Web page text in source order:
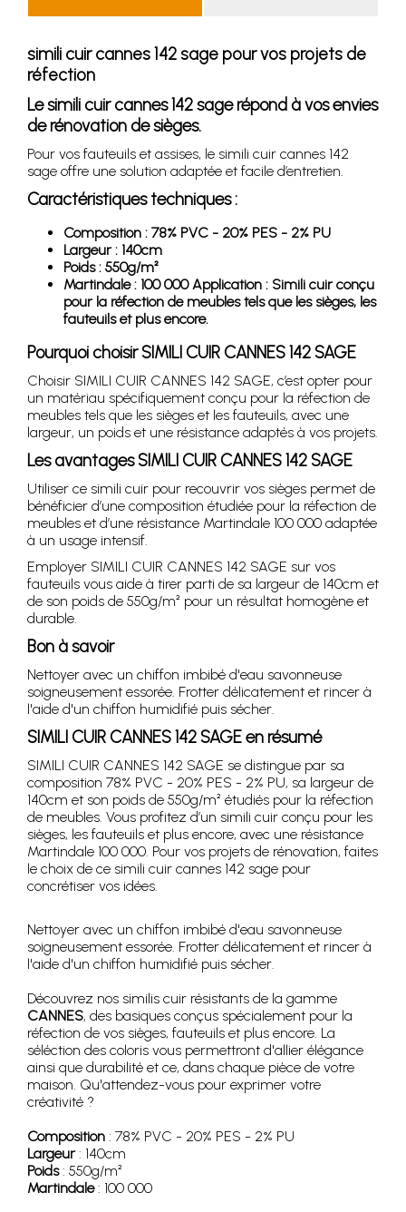
simili cuir cannes 142 sage pour vos projets de
réfection
Le simili cuir cannes 142 sage répond à vos envies
de rénovation de sièges.
Pour vos fauteuils et assises, le simili cuir cannes 142
sage offre une solution adaptée et facile d’entretien.
Caractéristiques techniques :
Composition : 78% PVC - 20% PES - 2% PU
Largeur : 140cm
Poids : 550g/m²
Martindale : 100 000 Application : Simili cuir conçu
pour la réfection de meubles tels que les sièges, les
fauteuils et plus encore.
Pourquoi choisir SIMILI CUIR CANNES 142 SAGE
Choisir SIMILI CUIR CANNES 142 SAGE, c’est opter pour
un matériau spécifiquement conçu pour la réfection de
meubles tels que les sièges et les fauteuils, avec une
largeur, un poids et une résistance adaptés à vos projets.
Les avantages SIMILI CUIR CANNES 142 SAGE
Utiliser ce simili cuir pour recouvrir vos sièges permet de
bénéficier d’une composition étudiée pour la réfection de
meubles et d’une résistance Martindale 100 000 adaptée
à un usage intensif.
Employer SIMILI CUIR CANNES 142 SAGE sur vos
fauteuils vous aide à tirer parti de sa largeur de 140cm et
de son poids de 550g/m² pour un résultat homogène et
durable.
Bon à savoir
Nettoyer avec un chiffon imbibé d'eau savonneuse
soigneusement essorée. Frotter délicatement et rincer à
l'aide d'un chiffon humidifié puis sécher.
SIMILI CUIR CANNES 142 SAGE en résumé
SIMILI CUIR CANNES 142 SAGE se distingue par sa
composition 78% PVC - 20% PES - 2% PU, sa largeur de
140cm et son poids de 550g/m² étudiés pour la réfection
de meubles. Vous profitez d’un simili cuir conçu pour les
sièges, les fauteuils et plus encore, avec une résistance
Martindale 100 000. Pour vos projets de rénovation, faites
le choix de ce simili cuir cannes 142 sage pour
concrétiser vos idées.
Nettoyer avec un chiffon imbibé d'eau savonneuse
soigneusement essorée. Frotter délicatement et rincer à
l'aide d'un chiffon humidifié puis sécher.
Découvrez nos similis cuir résistants de la gamme
CANNES, des basiques conçus spécialement pour la
réfection de vos sièges, fauteuils et plus encore. La
séléction des coloris vous permettront d'allier élégance
ainsi que durabilité et ce, dans chaque pièce de votre
maison. Qu'attendez-vous pour exprimer votre
créativité ?
Composition : 78% PVC - 20% PES - 2% PU
Largeur: 140cm
Poids: 550g/m²
Martindale: 100 000